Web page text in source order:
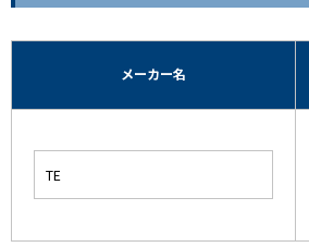
メーカー名